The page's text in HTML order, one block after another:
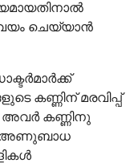
ചെയ്യാൻ
കണ്ണിന് മരവിപ്പ്
അവർ കണ്ണിനു
അണുബാധ